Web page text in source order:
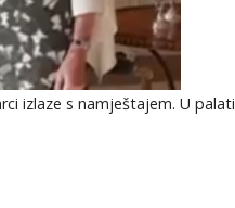
izlaze s namještajem. U palati